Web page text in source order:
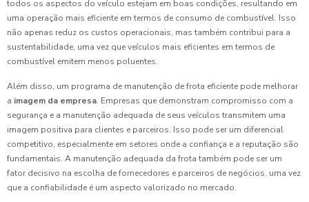
todos os aspectos do veículo estejam em boas condições, resultando em
uma operação mais eficiente em termos de consumo de combustível. Isso
não apenas reduz os custos operacionais, mas também contribui para a
sustentabilidade, uma vez que veículos mais eficientes em termos de
combustível emitem menos poluentes.
Além disso, um programa de manutenção de frota eficiente pode melhorar
a imagem da empresa. Empresas que demonstram compromisso com a
segurança e a manutenção adequada de seus veículos transmitem uma
imagem positiva para clientes e parceiros. Isso pode ser um diferencial
competitivo, especialmente em setores onde a confiança e a reputação são
fundamentais. A manutenção adequada da frota também pode ser um
fator decisivo na escolha de fornecedores e parceiros de negócios, uma vez
que a confiabilidade é um aspecto valorizado no mercado.